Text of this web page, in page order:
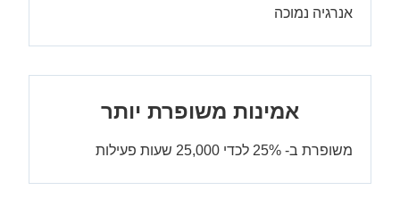
אנרגיה נמוכה
אמינות משופרת יותר
משופרת ב- 25% לכדי 25,000 שעות פעילות